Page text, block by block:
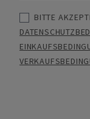
BITTE